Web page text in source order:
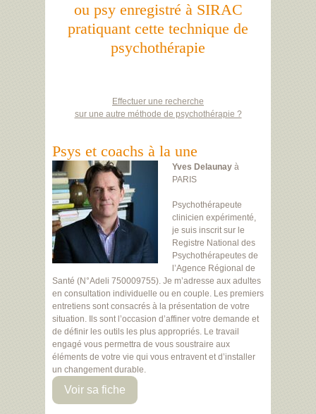
ou psy enregistré à SIRAC
pratiquant cette technique de
psychothérapie
Effectuer une recherche
sur une autre méthode de psychothérapie ?
Psys et coachs à la une
Yves Delaunay à
PARIS
Psychothérapeute
clinicien expérimenté,
je suis inscrit sur le
Registre National des
Psychothérapeutes de
l’Agence Régional de
Santé (N°Adeli 750009755). Je m’adresse aux adultes
en consultation individuelle ou en couple. Les premiers
entretiens sont consacrés à la présentation de votre
situation. Ils sont l’occasion d’affiner votre demande et
de définir les outils les plus appropriés. Le travail
engagé vous permettra de vous soustraire aux
éléments de votre vie qui vous entravent et d’installer
un changement durable.
Voir sa fiche